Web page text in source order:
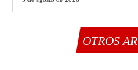
OTROS